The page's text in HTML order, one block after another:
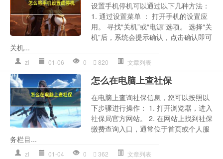
设置手机停机可以通过以下几种方法：
1. 通过设置菜单 ： 打开手机的设置应
用。 寻找“关机”或“电源”选项。 选择“关
机”后，系统会提示确认，点击确认即可
关机...
zl 01-06 0 820 文章列表
怎么在电脑上查社保
在电脑上查询社保信息，您可以按照以
下步骤进行操作： 1. 打开浏览器，进入
社保局官方网站。 2. 在网站上找到社保
缴费查询入口，通常位于首页或个人服
务栏目...
zl 01-04 0 362 文章列表